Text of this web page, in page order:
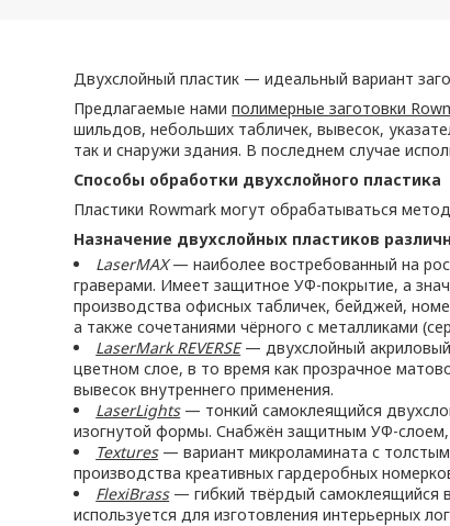
Двухслойный пластик — идеальный вариант
Предлагаемые намиполимерные заготовки
шильдов, небольших табличек, вывесок,
так и снаружи здания. В последнем случае
Способы обработки двухслойного пластика
Пластики Rowmark могут обрабатываться
Назначение двухслойных пластиков
LaserMAX— наиболее востребованный на
граверами. Имеет защитное УФ-покрытие, а
производства офисных табличек, бейджей,
а также сочетаниями чёрного с металликами
LaserMark REVERSE— двухслойный акриловый
цветном слое, в то время как прозрачное
вывесок внутреннего применения.
LaserLights— тонкий самоклеящийся
изогнутой формы. Снабжён защитным УФ-
Textures— вариант микроламината с
производства креативных гардеробных
FlexiBrass— гибкий твёрдый самоклеящийся
используется для изготовления интерьерных